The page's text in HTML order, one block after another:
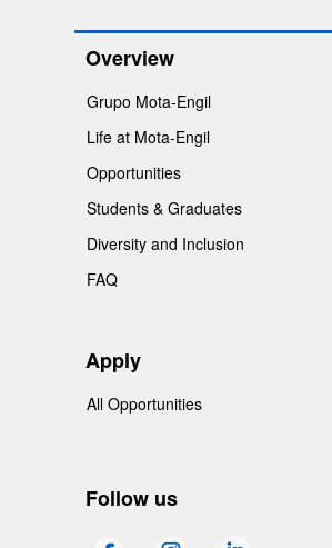
Overview
Grupo Mota-Engil
Life at Mota-Engil
Opportunities
Students & Graduates
Diversity and Inclusion
FAQ
Apply
All Opportunities
Follow us